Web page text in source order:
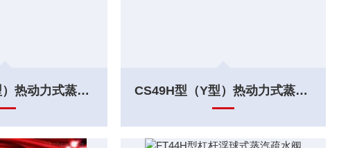
CS19H型（Y型）热动力式蒸汽疏水阀 CS49H型（Y型）热动力式蒸汽疏水阀